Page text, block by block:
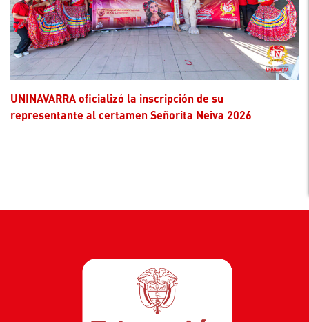
UNINAVARRA oficializó la inscripción de su
representante al certamen Señorita Neiva 2026